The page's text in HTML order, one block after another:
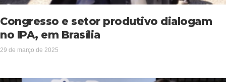
Congresso e setor produtivo dialogam
no IPA, em Brasília
29 de março de 2025